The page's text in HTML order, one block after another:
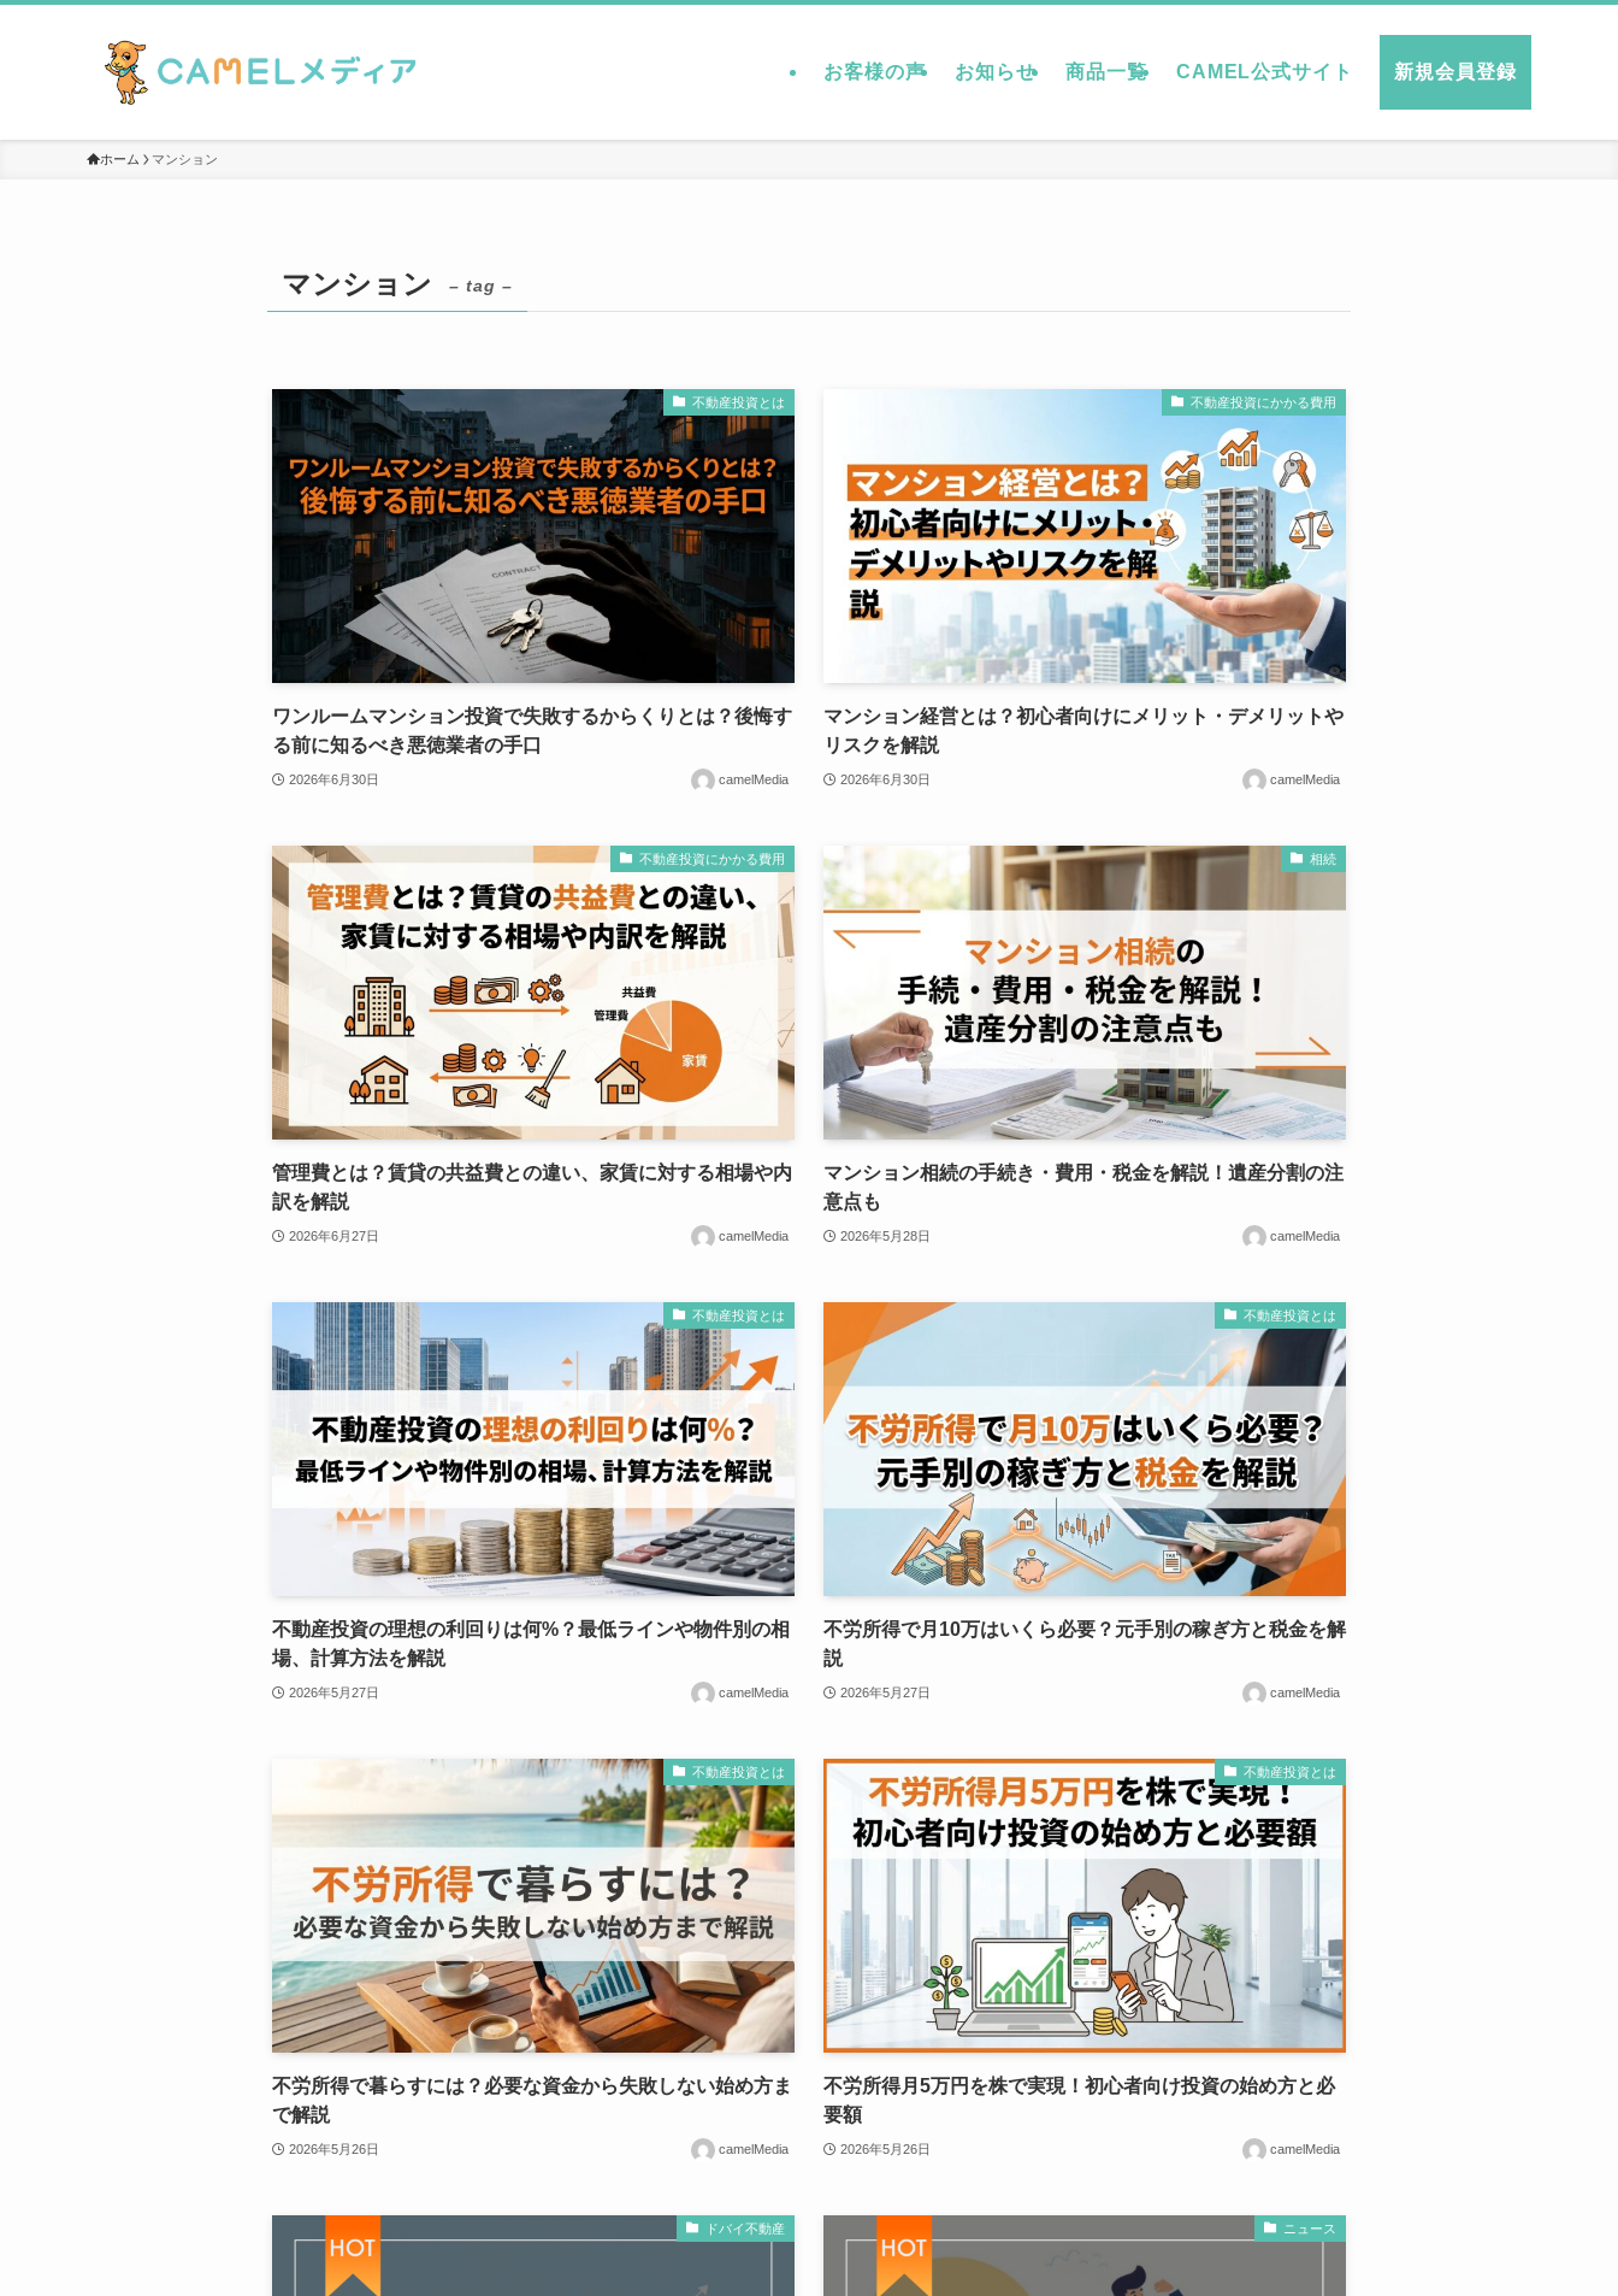
お客様の声 お知らせ 商品一覧 CAMEL公式サイト 新規会員登録
ホーム マンション
マンション – tag –
不動産投資とは
ワンルームマンション投資で失敗するからくりとは？後悔す
る前に知るべき悪徳業者の手口
2026年6月30日 camelMedia
不動産投資にかかる費用
マンション経営とは？初心者向けにメリット・デメリットや
リスクを解説
2026年6月30日 camelMedia
不動産投資にかかる費用
管理費とは？賃貸の共益費との違い、家賃に対する相場や内
訳を解説
2026年6月27日 camelMedia
相続
マンション相続の手続き・費用・税金を解説！遺産分割の注
意点も
2026年5月28日 camelMedia
不動産投資とは
不動産投資の理想の利回りは何%？最低ラインや物件別の相
場、計算方法を解説
2026年5月27日 camelMedia
不動産投資とは
不労所得で月10万はいくら必要？元手別の稼ぎ方と税金を解
説
2026年5月27日 camelMedia
不動産投資とは
不労所得で暮らすには？必要な資金から失敗しない始め方ま
で解説
2026年5月26日 camelMedia
不動産投資とは
不労所得月5万円を株で実現！初心者向け投資の始め方と必
要額
2026年5月26日 camelMedia
ドバイ不動産 ニュース